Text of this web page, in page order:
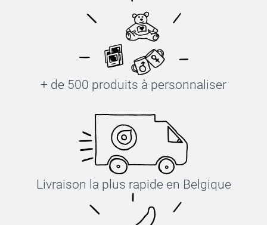
+ de 500 produits à personnaliser
Livraison la plus rapide en Belgique